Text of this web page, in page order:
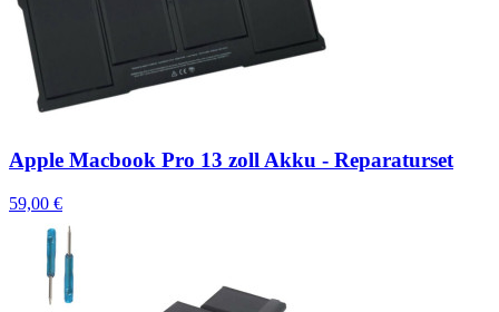
Apple Macbook Pro 13 zoll Akku - Reparaturset
59,00 €